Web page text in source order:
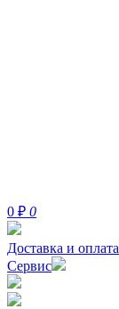
0 ₽ 0
Доставка и оплата
Сервис